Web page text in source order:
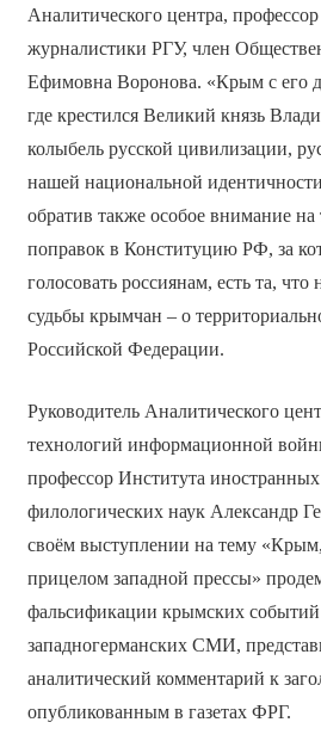
Аналитического центра,
журналистики РГУ, член
Ефимовна Воронова. «Крым с его
где крестился Великий князь
колыбель русской цивилизации,
нашей национальной
обратив также особое внимание
поправок в Конституцию РФ, за
голосовать россиянам, есть та, что
судьбы крымчан – о
Российской Федерации.
Руководитель Аналитического
технологий информационной
профессор Института
филологических наук Александр
своём выступлении на тему
прицелом западной прессы»
фальсификации крымских событий
западногерманских СМИ,
аналитический комментарий к
опубликованным в газетах ФРГ.